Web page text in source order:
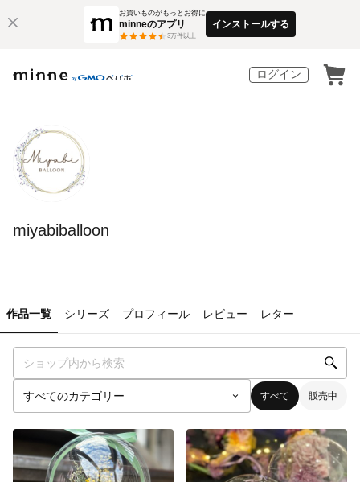
お買いものがもっとお得に
minneのアプリ
3万件以上
インストールする
ログイン
miyabiballoon
作品一覧 シリーズ プロフィール レビュー レター
すべて 販売中